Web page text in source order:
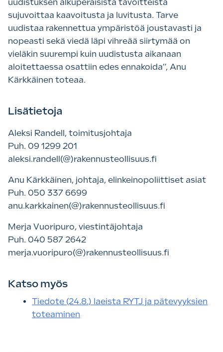
uudistuksen alkuperäisistä tavoitteista
sujuvoittaa kaavoitusta ja luvitusta. Tarve
uudistaa rakennettua ympäristöä joustavasti ja
nopeasti sekä viedä läpi vihreää siirtymää on
vieläkin suurempi kuin uudistusta aikanaan
aloitettaessa osattiin edes ennakoida”, Anu
Kärkkäinen toteaa.
Lisätietoja
Aleksi Randell, toimitusjohtaja
Puh. 09 1299 201
aleksi.randell(@)rakennusteollisuus.fi
Anu Kärkkäinen, johtaja, elinkeinopoliittiset asiat
Puh. 050 337 6699
anu.karkkainen(@)rakennusteollisuus.fi
Merja Vuoripuro, viestintäjohtaja
Puh. 040 587 2642
merja.vuoripuro(@)rakennusteollisuus.fi
Katso myös
Tiedote (24.8.) laeista RYTJ ja pätevyyksien
toteaminen